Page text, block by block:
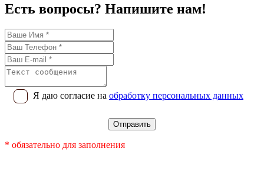
Есть вопросы? Напишите нам!
Я даю согласие на обработку персональных данных
* обязательно для заполнения